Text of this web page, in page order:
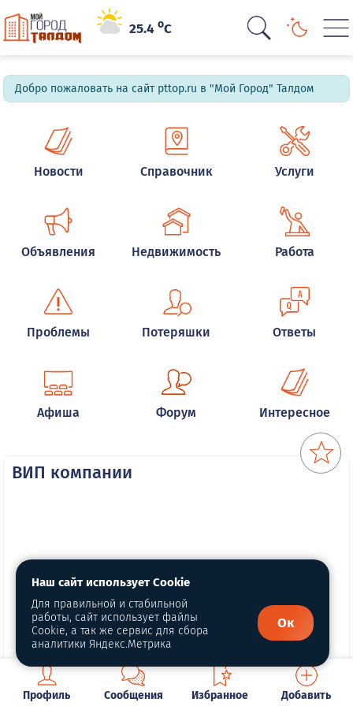
25.4oC
Добро пожаловать на сайт pttop.ru в "Мой Город" Талдом
Новости Справочник Услуги
Объявления Недвижимость Работа
Проблемы Потеряшки Ответы
Афиша Форум Интересное
ВИП компании
Профиль Сообщения Избранное Добавить
Наш сайт использует Cookie
Для правильной и стабильной
работы, сайт использует файлы
Cookie, а так же сервис для сбора
аналитики Яндекс.Метрика
Ок